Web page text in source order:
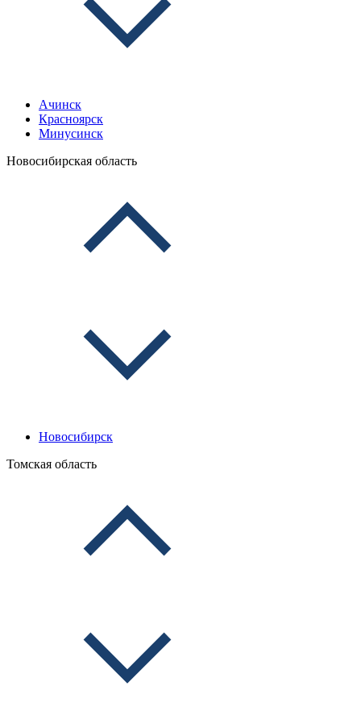
Ачинск
Красноярск
Минусинск
Новосибирская область
Новосибирск
Томская область